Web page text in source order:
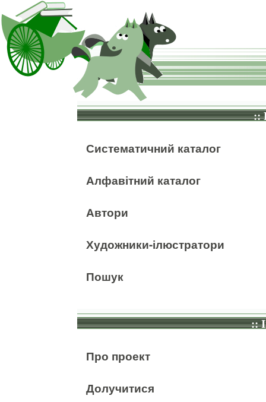
::
Систематичний каталог
Алфавітний каталог
Автори
Художники-ілюстратори
Пошук
::
Про проект
Долучитися